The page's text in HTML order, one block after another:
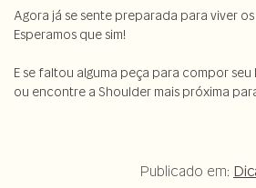
Agora já se sente preparada para viver
Esperamos que sim!
E se faltou alguma peça para compor
ou encontre a Shoulder mais próxima
Publicado em: